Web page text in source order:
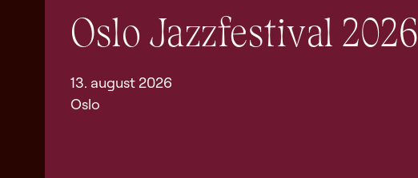
Oslo Jazzfestival 2026
13. august 2026
Oslo